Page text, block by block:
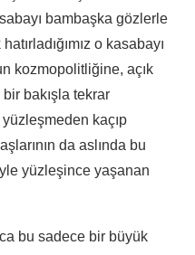
bambaşka gözlerle
o kasabayı
kozmopolitliğine, açık
bakışla tekrar
kaçıp
da aslında bu
yüzleşince yaşanan
bu sadece bir büyük